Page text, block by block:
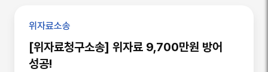
위자료소송
[위자료청구소송] 위자료 9,700만원 방어
성공!